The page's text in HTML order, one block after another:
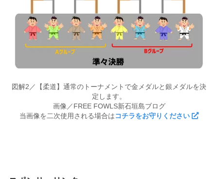
図解2／【柔道】通常のトーナメントで金メダルと銀メダルを決
定します。
画像／FREE FOWLS新石垣島ブログ
当画像を二次使用される場合はコチラをお守りください